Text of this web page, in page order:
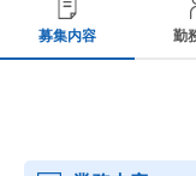
募集内容 勤